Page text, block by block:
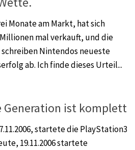
Monate am Markt, hat sich
mal verkauft, und die
Nintendos neueste
ab. Ich finde dieses Urteil...
Generation ist komplett
startete die PlayStation3
19.11.2006 startete